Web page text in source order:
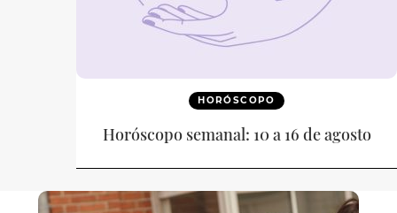
HORÓSCOPO
Horóscopo semanal: 10 a 16 de agosto